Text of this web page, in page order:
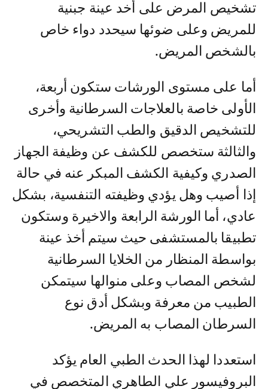
تشخيص المرض على أخد عينة جبنية
للمريض وعلى ضوئها سيحدد دواء خاص
بالشخص المريض.
أما على مستوى الورشات ستكون أربعة،
الأولى خاصة بالعلاجات السرطانية وأخرى
للتشخيص الدقيق والطب التشريحي،
والثالثة ستخصص للكشف عن وظيفة الجهاز
الصدري وكيفية الكشف المبكر عنه في حالة
إذا أصيب وهل يؤدي وظيفته التنفسية، بشكل
عادي، أما الورشة الرابعة والاخيرة وستكون
تطبيقا بالمستشفى حيث سيتم أخذ عينة
بواسطة المنظار من الخلايا السرطانية
لشخص المصاب وعلى منوالها سيتمكن
الطبيب من معرفة وبشكل أدق نوع
السرطان المصاب به المريض.
استعددا لهذا الحدث الطبي العام يؤكد
البروفيسور علي الطاهري المتخصص في